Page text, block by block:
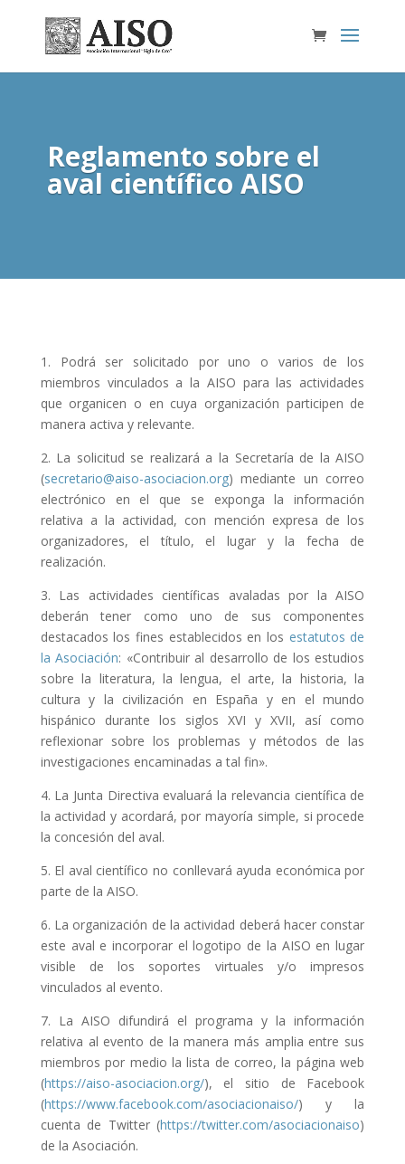
Reglamento sobre el
aval científico AISO
1. Podrá ser solicitado por uno o varios de los
miembros vinculados a la AISO para las actividades
que organicen o en cuya organización participen de
manera activa y relevante.
2. La solicitud se realizará a la Secretaría de la AISO
(secretario@aiso-asociacion.org) mediante un correo
electrónico en el que se exponga la información
relativa a la actividad, con mención expresa de los
organizadores, el título, el lugar y la fecha de
realización.
3. Las actividades científicas avaladas por la AISO
deberán tener como uno de sus componentes
destacados los fines establecidos en los estatutos de
la Asociación: «Contribuir al desarrollo de los estudios
sobre la literatura, la lengua, el arte, la historia, la
cultura y la civilización en España y en el mundo
hispánico durante los siglos XVI y XVII, así como
reflexionar sobre los problemas y métodos de las
investigaciones encaminadas a tal fin».
4. La Junta Directiva evaluará la relevancia científica de
la actividad y acordará, por mayoría simple, si procede
la concesión del aval.
5. El aval científico no conllevará ayuda económica por
parte de la AISO.
6. La organización de la actividad deberá hacer constar
este aval e incorporar el logotipo de la AISO en lugar
visible de los soportes virtuales y/o impresos
vinculados al evento.
7. La AISO difundirá el programa y la información
relativa al evento de la manera más amplia entre sus
miembros por medio la lista de correo, la página web
(https://aiso-asociacion.org/), el sitio de Facebook
(https://www.facebook.com/asociacionaiso/) y la
cuenta de Twitter (https://twitter.com/asociacionaiso)
de la Asociación.